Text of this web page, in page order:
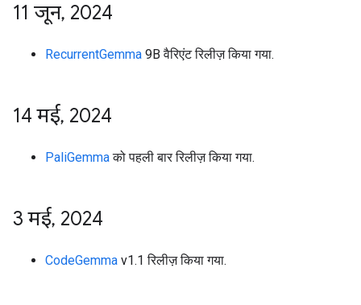
11 जून, 2024
RecurrentGemma 9B वैरिएंट रिलीज़ किया गया.
14 मई, 2024
PaliGemmaको पहली बार रिलीज़ किया गया.
3 मई, 2024
CodeGemma v1.1 रिलीज़ किया गया.